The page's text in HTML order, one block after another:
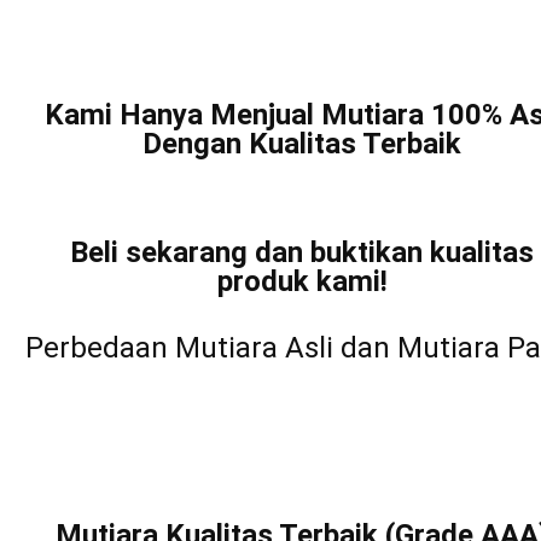
Kami Hanya Menjual Mutiara 100%
Dengan Kualitas Terbaik
Beli sekarang dan buktikan kualitas
produk kami!
Perbedaan Mutiara Asli dan Mutiara